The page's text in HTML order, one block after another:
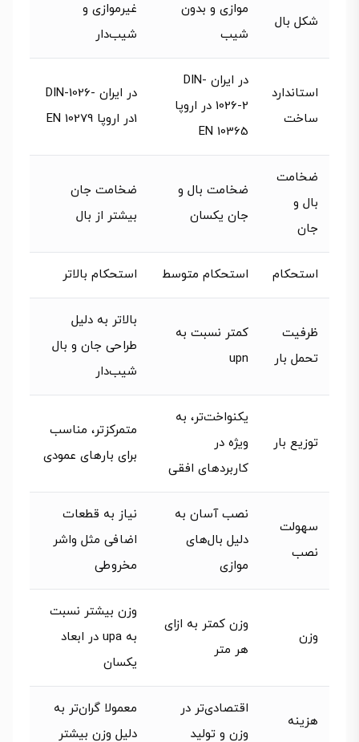
شکل بال
موازی و بدون
شیب
غیرموازی و
شیب‌دار
استاندارد
ساخت
در ایران DIN-
1026-2 در اروپا
EN 10365
در ایران DIN-1026-
1در اروپا EN 10279
ضخامت
بال و
جان
ضخامت بال و
جان یکسان
ضخامت جان
بیشتر از بال
استحکام استحکام متوسط استحکام بالاتر
ظرفیت
تحمل بار
کمتر نسبت به
upn
بالاتر به دلیل
طراحی جان و بال
شیب‌دار
توزیع بار
یکنواخت‌تر، به
ویژه در
کاربردهای افقی
متمرکزتر، مناسب
برای بارهای عمودی
سهولت
نصب
نصب آسان به
دلیل بال‌های
موازی
نیاز به قطعات
اضافی مثل واشر
مخروطی
وزن
وزن کمتر به ازای
هر متر
وزن بیشتر نسبت
به upa در ابعاد
یکسان
هزینه
اقتصادی‌تر در
وزن و تولید
معمولا گران‌تر به
دلیل وزن بیشتر